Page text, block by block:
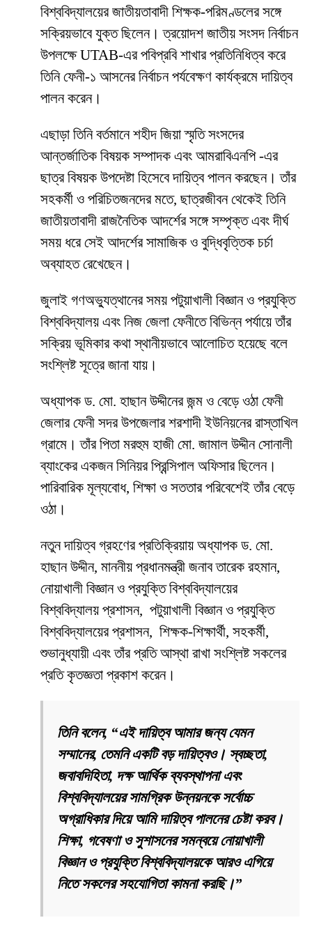
বিশ্ববিদ্যালয়ের জাতীয়তাবাদী শিক্ষক-পরিমণ্ডলের সঙ্গে
সক্রিয়ভাবে যুক্ত ছিলেন। ত্রয়োদশ জাতীয় সংসদ নির্বাচন
উপলক্ষে UTAB-এর পবিপ্রবি শাখার প্রতিনিধিত্ব করে
তিনি ফেনী-১ আসনের নির্বাচন পর্যবেক্ষণ কার্যক্রমে দায়িত্ব
পালন করেন।
এছাড়া তিনি বর্তমানে শহীদ জিয়া স্মৃতি সংসদের
আন্তর্জাতিক বিষয়ক সম্পাদক এবং আমরাবিএনপি -এর
ছাত্র বিষয়ক উপদেষ্টা হিসেবে দায়িত্ব পালন করছেন। তাঁর
সহকর্মী ও পরিচিতজনদের মতে, ছাত্রজীবন থেকেই তিনি
জাতীয়তাবাদী রাজনৈতিক আদর্শের সঙ্গে সম্পৃক্ত এবং দীর্ঘ
সময় ধরে সেই আদর্শের সামাজিক ও বুদ্ধিবৃত্তিক চর্চা
অব্যাহত রেখেছেন।
জুলাই গণঅভ্যুত্থানের সময় পটুয়াখালী বিজ্ঞান ও প্রযুক্তি
বিশ্ববিদ্যালয় এবং নিজ জেলা ফেনীতে বিভিন্ন পর্যায়ে তাঁর
সক্রিয় ভূমিকার কথা স্থানীয়ভাবে আলোচিত হয়েছে বলে
সংশ্লিষ্ট সূত্রে জানা যায়।
অধ্যাপক ড. মো. হাছান উদ্দীনের জন্ম ও বেড়ে ওঠা ফেনী
জেলার ফেনী সদর উপজেলার শরশাদী ইউনিয়নের রাস্তাখিল
গ্রামে। তাঁর পিতা মরহুম হাজী মো. জামাল উদ্দীন সোনালী
ব্যাংকের একজন সিনিয়র প্রিন্সিপাল অফিসার ছিলেন।
পারিবারিক মূল্যবোধ, শিক্ষা ও সততার পরিবেশেই তাঁর বেড়ে
ওঠা।
নতুন দায়িত্ব গ্রহণের প্রতিক্রিয়ায় অধ্যাপক ড. মো.
হাছান উদ্দীন, মাননীয় প্রধানমন্ত্রী জনাব তারেক রহমান,
নোয়াখালী বিজ্ঞান ও প্রযুক্তি বিশ্ববিদ্যালয়ের
বিশ্ববিদ্যালয় প্রশাসন, পটুয়াখালী বিজ্ঞান ও প্রযুক্তি
বিশ্ববিদ্যালয়ের প্রশাসন, শিক্ষক-শিক্ষার্থী, সহকর্মী,
শুভানুধ্যায়ী এবং তাঁর প্রতি আস্থা রাখা সংশ্লিষ্ট সকলের
প্রতি কৃতজ্ঞতা প্রকাশ করেন।
তিনি বলেন, “এই দায়িত্ব আমার জন্য যেমন
সম্মানের, তেমনি একটি বড় দায়িত্বও। স্বচ্ছতা,
জবাবদিহিতা, দক্ষ আর্থিক ব্যবস্থাপনা এবং
বিশ্ববিদ্যালয়ের সামগ্রিক উন্নয়নকে সর্বোচ্চ
অগ্রাধিকার দিয়ে আমি দায়িত্ব পালনের চেষ্টা করব।
শিক্ষা, গবেষণা ও সুশাসনের সমন্বয়ে নোয়াখালী
বিজ্ঞান ও প্রযুক্তি বিশ্ববিদ্যালয়কে আরও এগিয়ে
নিতে সকলের সহযোগিতা কামনা করছি।”